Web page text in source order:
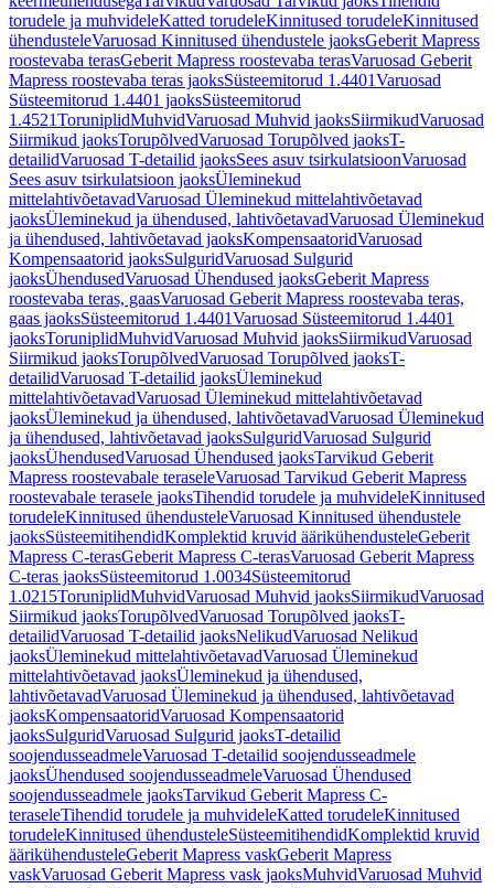
torudele ja muhvideleKatted torudeleKinnitused torudeleKinnitused
ühendusteleVaruosad Kinnitused ühendustele jaoksGeberit Mapress
roostevaba terasGeberit Mapress roostevaba terasVaruosad Geberit
Mapress roostevaba teras jaoksSüsteemitorud 1.4401Varuosad
Süsteemitorud 1.4401 jaoksSüsteemitorud
1.4521ToruniplidMuhvidVaruosad Muhvid jaoksSiirmikudVaruosad
Siirmikud jaoksTorupõlvedVaruosad Torupõlved jaoksT-
detailidVaruosad T-detailid jaoksSees asuv tsirkulatsioonVaruosad
Sees asuv tsirkulatsioon jaoksÜleminekud
mittelahtivõetavadVaruosad Üleminekud mittelahtivõetavad
jaoksÜleminekud ja ühendused, lahtivõetavadVaruosad Üleminekud
ja ühendused, lahtivõetavad jaoksKompensaatoridVaruosad
Kompensaatorid jaoksSulguridVaruosad Sulgurid
jaoksÜhendusedVaruosad Ühendused jaoksGeberit Mapress
roostevaba teras, gaasVaruosad Geberit Mapress roostevaba teras,
gaas jaoksSüsteemitorud 1.4401Varuosad Süsteemitorud 1.4401
jaoksToruniplidMuhvidVaruosad Muhvid jaoksSiirmikudVaruosad
Siirmikud jaoksTorupõlvedVaruosad Torupõlved jaoksT-
detailidVaruosad T-detailid jaoksÜleminekud
mittelahtivõetavadVaruosad Üleminekud mittelahtivõetavad
jaoksÜleminekud ja ühendused, lahtivõetavadVaruosad Üleminekud
ja ühendused, lahtivõetavad jaoksSulguridVaruosad Sulgurid
jaoksÜhendusedVaruosad Ühendused jaoksTarvikud Geberit
Mapress roostevabale teraseleVaruosad Tarvikud Geberit Mapress
roostevabale terasele jaoksTihendid torudele ja muhvideleKinnitused
torudeleKinnitused ühendusteleVaruosad Kinnitused ühendustele
jaoksSüsteemitihendidKomplektid kruvid äärikühendusteleGeberit
Mapress C-terasGeberit Mapress C-terasVaruosad Geberit Mapress
C-teras jaoksSüsteemitorud 1.0034Süsteemitorud
1.0215ToruniplidMuhvidVaruosad Muhvid jaoksSiirmikudVaruosad
Siirmikud jaoksTorupõlvedVaruosad Torupõlved jaoksT-
detailidVaruosad T-detailid jaoksNelikudVaruosad Nelikud
jaoksÜleminekud mittelahtivõetavadVaruosad Üleminekud
mittelahtivõetavad jaoksÜleminekud ja ühendused,
lahtivõetavadVaruosad Üleminekud ja ühendused, lahtivõetavad
jaoksKompensaatoridVaruosad Kompensaatorid
jaoksSulguridVaruosad Sulgurid jaoksT-detailid
soojendusseadmeleVaruosad T-detailid soojendusseadmele
jaoksÜhendused soojendusseadmeleVaruosad Ühendused
soojendusseadmele jaoksTarvikud Geberit Mapress C-
teraseleTihendid torudele ja muhvideleKatted torudeleKinnitused
torudeleKinnitused ühendusteleSüsteemitihendidKomplektid kruvid
äärikühendusteleGeberit Mapress vaskGeberit Mapress
vaskVaruosad Geberit Mapress vask jaoksMuhvidVaruosad Muhvid